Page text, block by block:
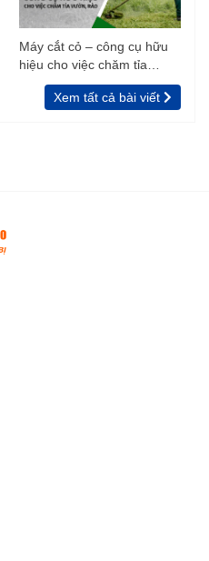
Máy cắt cỏ – công cụ hữu
hiệu cho việc chăm tỉa
vườn, rào
Xem tất cả bài viết